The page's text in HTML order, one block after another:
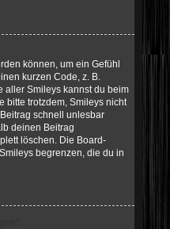
können, um ein Gefühl
kurzen Code, z. B.
aller Smileys kannst du beim
bitte trotzdem, Smileys nicht
schnell unlesbar
deinen Beitrag
löschen. Die Board-
begrenzen, die du in